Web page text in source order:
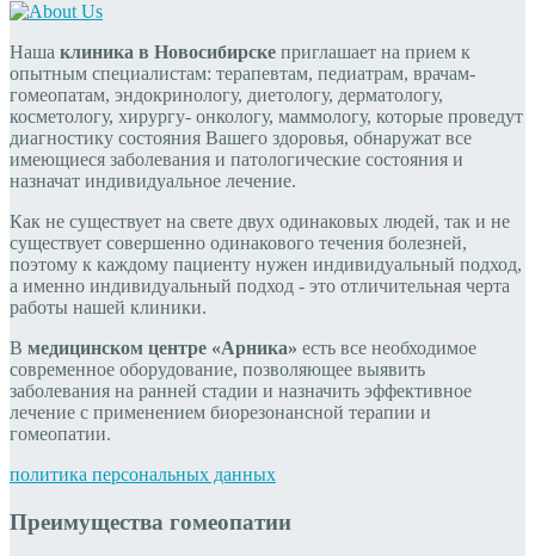
Наша клиника в Новосибирске приглашает на прием к
опытным специалистам: терапевтам, педиатрам, врачам-
гомеопатам, эндокринологу, диетологу, дерматологу,
косметологу, хирургу- онкологу, маммологу, которые проведут
диагностику состояния Вашего здоровья, обнаружат все
имеющиеся заболевания и патологические состояния и
назначат индивидуальное лечение.
Как не существует на свете двух одинаковых людей, так и не
существует совершенно одинакового течения болезней,
поэтому к каждому пациенту нужен индивидуальный подход,
а именно индивидуальный подход - это отличительная черта
работы нашей клиники.
В медицинском центре «Арника» есть все необходимое
современное оборудование, позволяющее выявить
заболевания на ранней стадии и назначить эффективное
лечение с применением биорезонансной терапии и
гомеопатии.
политика персональных данных
Преимущества гомеопатии